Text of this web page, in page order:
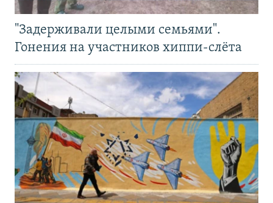
"Задерживали целыми семьями".
Гонения на участников хиппи-слёта